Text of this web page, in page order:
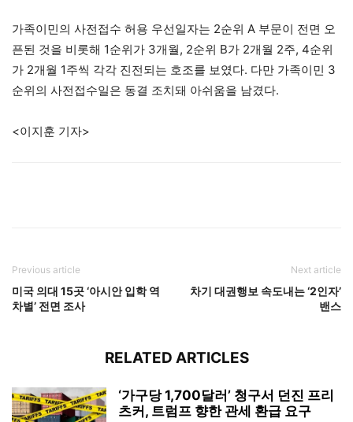
가족이민의 사전접수 허용 우선일자는 2순위 A 부문이 전면 오
픈된 것을 비롯해 1순위가 3개월, 2순위 B가 2개월 2주, 4순위
가 2개월 1주씩 각각 진전되는 호조를 보였다. 다만 가족이민 3
순위의 사전접수일은 동결 조치돼 아쉬움을 남겼다.
<이지훈 기자>
Previous article
미국 의대 15곳 ‘아시안 입학 역
차별’ 전면 조사
Next article
차기 대권행보 속도내는 ‘2인자’
밴스
RELATED ARTICLES
‘가구당 1,700달러’ 청구서 던진 프리
츠커, 트럼프 향한 관세 환급 요구